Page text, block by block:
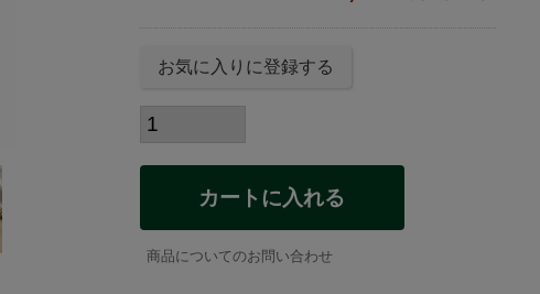
お気に入りに登録する
カートに入れる
商品についてのお問い合わせ